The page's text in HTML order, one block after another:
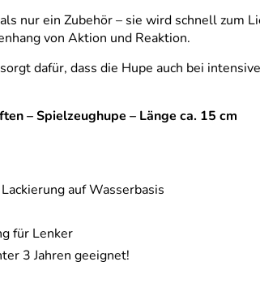
nur ein Zubehör – sie wird schnell zum
von Aktion und Reaktion.
dafür, dass die Hupe auch bei
– Spielzeughupe – Länge ca. 15 cm
auf Wasserbasis
für Lenker
3 Jahren geeignet!